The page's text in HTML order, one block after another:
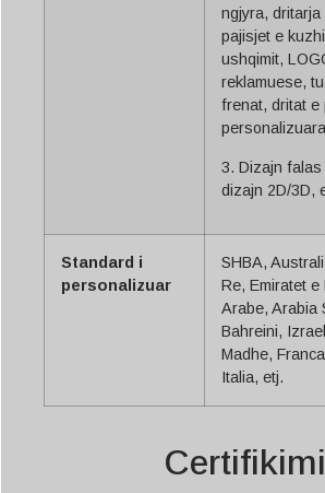
ngjyra, dritarja
pajisjet e
ushqimit,
reklamuese,
frenat, dritat e
personalizuara
3. Dizajn falas
dizajn 2D/3D,
Standard i
personalizuar
SHBA,
Re, Emiratet e
Arabe, Arabia
Bahreini,
Madhe,
Italia, etj.
Certifikimi